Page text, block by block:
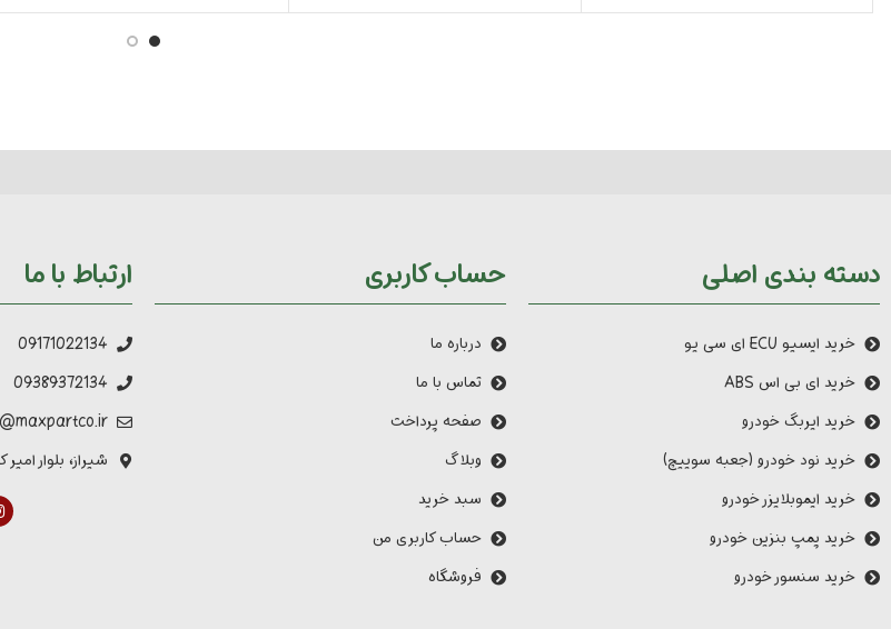
دسته بندی اصلی
خرید ایسیو ECU ای سی یو
خرید ای بی اس ABS
خرید ایربگ خودرو
خرید نود خودرو (جعبه سوییچ)
خرید ایموبلایزر خودرو
خرید پمپ بنزین خودرو
خرید سنسور خودرو
حساب کاربری
درباره ما
تماس با ما
صفحه پرداخت
وبلاگ
سبد خرید
حساب کاربری من
فروشگاه
ارتباط با ما
09171022134
09389372134
شیراز، بلوار